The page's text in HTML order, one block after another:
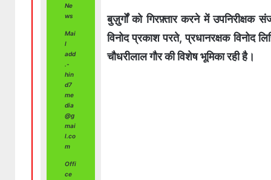
Ne
ws
Mai
l
add
.-
hin
d7
me
dia
@g
mai
l.co
m
Offi
ce
बुज़ुर्गों को गिरफ़्तार करने में उपनिरीक्षक
विनोद प्रकाश परते, प्रधानरक्षक विनोद
चौधरीलाल गौर की विशेष भूमिका रही है।